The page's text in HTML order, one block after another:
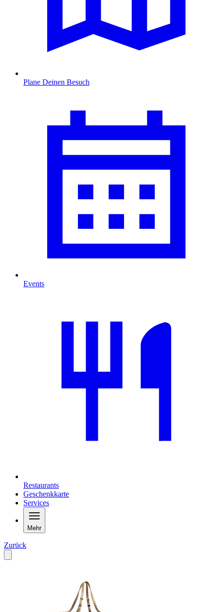
Plane Deinen Besuch
Events
Restaurants
Geschenkkarte
Services
Mehr
Zurück